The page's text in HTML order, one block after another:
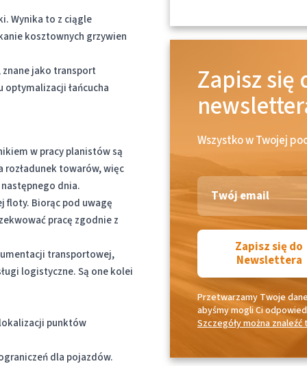
Wynika to z ciągle
kosztownych grzywien
jako transport
łańcucha
w pracy planistów są
rozładunek towarów, więc
dnia.
floty. Biorąc pod uwagę
pracę zgodnie z
transportowej,
logistyczne. Są one kolei
punktów
dla pojazdów.
Zapisz się
Wszystko w Twojej
Zapisz się do
Newslettera
Przetwarzamy Twoje
abyśmy mogli Ci
Szczegóły można znaleźć